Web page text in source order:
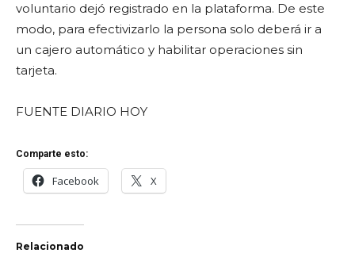
voluntario dejó registrado en la plataforma. De este
modo, para efectivizarlo la persona solo deberá ir a
un cajero automático y habilitar operaciones sin
tarjeta.
FUENTE DIARIO HOY
Comparte esto:
Facebook X
Relacionado